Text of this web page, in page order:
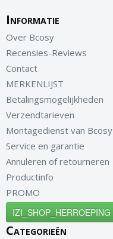
Informatie
Over Bcosy
Recensies-Reviews
Contact
MERKENLIJST
Betalingsmogelijkheden
Verzendtarieven
Montagedienst van Bcosy
Service en garantie
Annuleren of retourneren
Productinfo
PROMO
IZI_SHOP_HERROEPING
Categorieën